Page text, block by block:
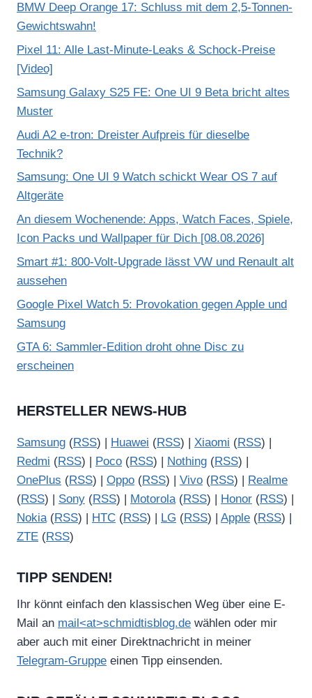
BMW Deep Orange 17: Schluss mit dem 2,5-Tonnen-
Gewichtswahn!
Pixel 11: Alle Last-Minute-Leaks & Schock-Preise
[Video]
Samsung Galaxy S25 FE: One UI 9 Beta bricht altes
Muster
Audi A2 e-tron: Dreister Aufpreis für dieselbe
Technik?
Samsung: One UI 9 Watch schickt Wear OS 7 auf
Altgeräte
An diesem Wochenende: Apps, Watch Faces, Spiele,
Icon Packs und Wallpaper für Dich [08.08.2026]
Smart #1: 800-Volt-Upgrade lässt VW und Renault alt
aussehen
Google Pixel Watch 5: Provokation gegen Apple und
Samsung
GTA 6: Sammler-Edition droht ohne Disc zu
erscheinen
HERSTELLER NEWS-HUB
Samsung (RSS) | Huawei (RSS) | Xiaomi (RSS) |
Redmi (RSS) | Poco (RSS) | Nothing (RSS) |
OnePlus (RSS) | Oppo (RSS) | Vivo (RSS) |
Realme
(RSS) | Sony (RSS) | Motorola(RSS) | Honor (RSS) |
Nokia(RSS) | HTC (RSS) | LG (RSS) | Apple (RSS) |
ZTE (RSS)
TIPP SENDEN!
Ihr könnt einfach den klassischen Weg über eine E-
Mail an mail<at>schmidtisblog.de wählen oder mir
aber auch mit einer Direktnachricht in meiner
Telegram-Gruppe einen Tipp einsenden.